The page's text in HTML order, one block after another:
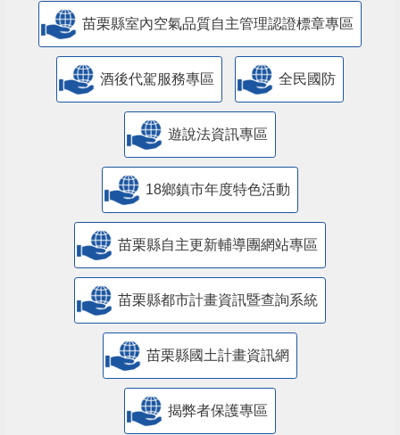
苗栗縣室內空氣品質自主管理認證標章專區
酒後代駕服務專區 全民國防
遊說法資訊專區
18鄉鎮市年度特色活動
苗栗縣自主更新輔導團網站專區
苗栗縣都市計畫資訊暨查詢系統
苗栗縣國土計畫資訊網
揭弊者保護專區